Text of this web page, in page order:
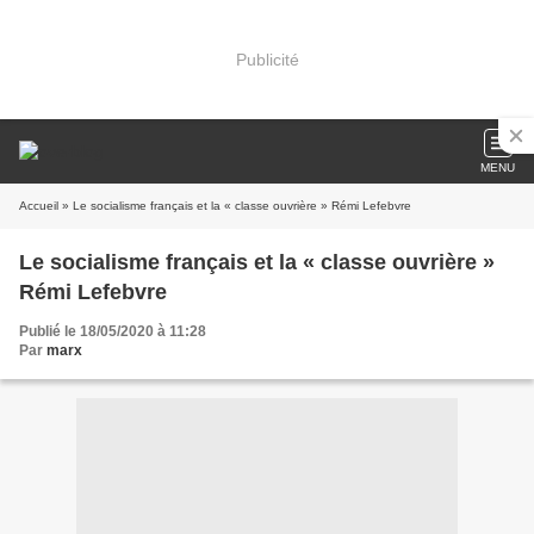
Publicité
MENU
Accueil » Le socialisme français et la « classe ouvrière » Rémi Lefebvre
Le socialisme français et la « classe ouvrière »
Rémi Lefebvre
Publié le 18/05/2020 à 11:28
Par marx